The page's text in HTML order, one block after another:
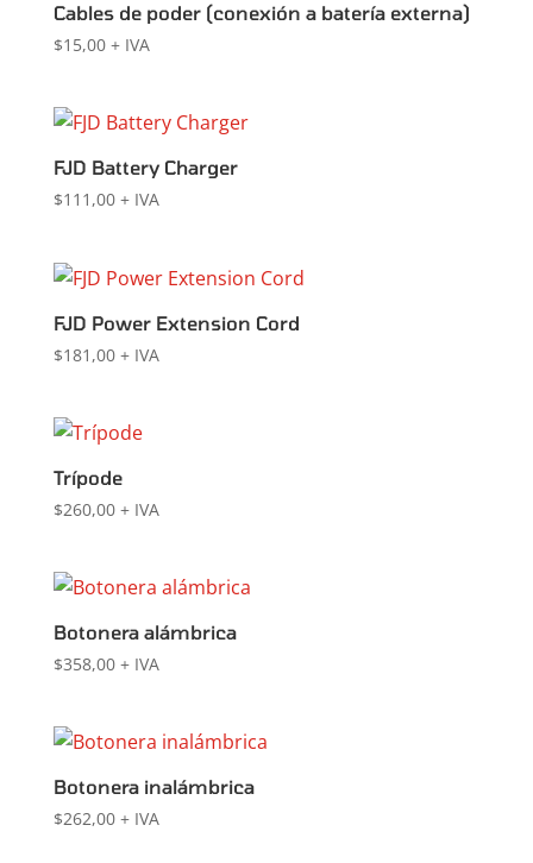
Cables de poder (conexión a batería externa)
$15,00 + IVA
FJD Battery Charger
$111,00 + IVA
FJD Power Extension Cord
$181,00 + IVA
Trípode
$260,00 + IVA
Botonera alámbrica
$358,00 + IVA
Botonera inalámbrica
$262,00 + IVA